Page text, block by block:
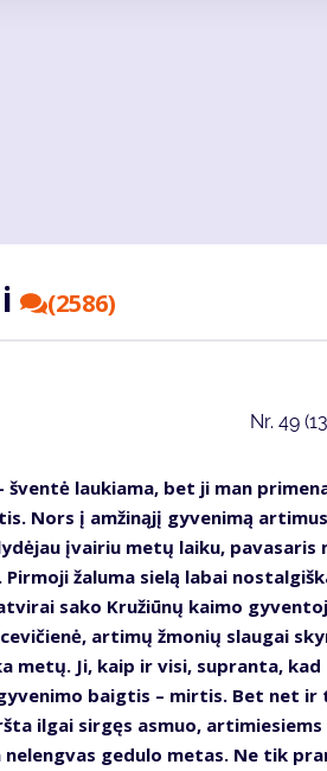
(2586)
Nr. 49
šven­tė lau­kia­ma, bet ji man
Nors į am­ži­ną­jį gy­ve­ni­mą ar­ti­mus
įvai­riu me­tų lai­ku, pa­va­sa­ris
Pir­mo­ji ža­lu­ma sie­lą la­bai
sa­ko Kru­žiū­nų kai­mo
ar­ti­mų žmo­nių slau­gai
me­tų. Ji, kaip ir vi­si, su­pran­ta,
baig­tis – mir­tis. Bet net
il­gai sir­gęs as­muo, ar­ti­mie­siems
ne­leng­vas ge­du­lo me­tas. Ne tik